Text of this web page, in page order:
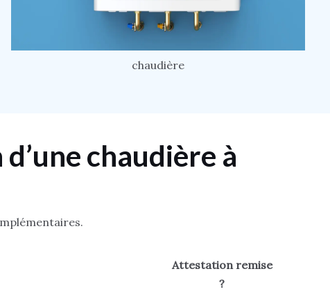
chaudière
d’une chaudière à
Attestation remise
?